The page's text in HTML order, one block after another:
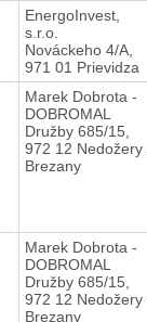
EnergoInvest,
s.r.o.
Nováckeho 4/A,
971 01 Prievidza
Marek Dobrota -
DOBROMAL
Družby 685/15,
972 12 Nedožery
Brezany
Marek Dobrota -
DOBROMAL
Družby 685/15,
972 12 Nedožery
Brezany